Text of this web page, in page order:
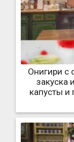
Онигири с
закуска
капусты и